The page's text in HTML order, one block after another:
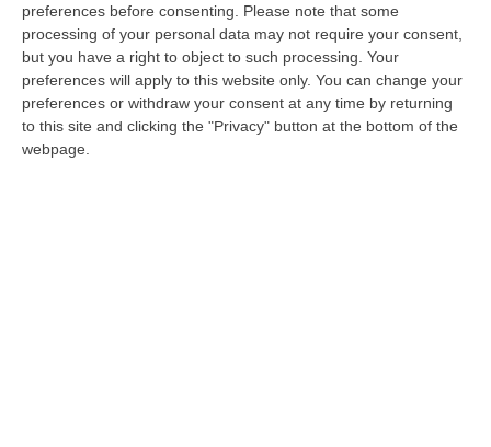
preferences before consenting.
Please note that some
processing of your personal data may not require your consent,
but you have a right to object to such processing. Your
preferences will apply to this website only. You can change your
preferences or withdraw your consent at any time by returning
to this site and clicking the "Privacy" button at the bottom of the
webpage.
secondo l’accusa nel territorio di Filadelfia,
comprendendo anche i territori della Piana di
Lamezia e del Vibonese.
Le estorsioni ai lidi e alle strutture